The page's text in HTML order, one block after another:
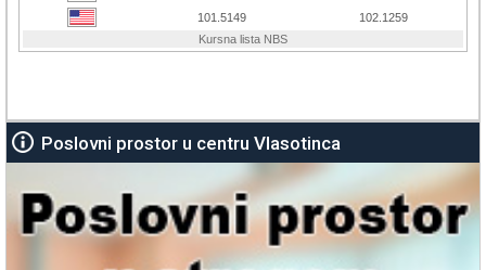
Poslovni prostor u centru Vlasotinca